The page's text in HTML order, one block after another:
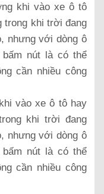
khi vào xe ô tô
trong khi trời đang
nhưng với dòng ô
nút là có thể
cần nhiều công
vào xe ô tô hay
khi trời đang
nhưng với dòng ô
nút là có thể
cần nhiều công